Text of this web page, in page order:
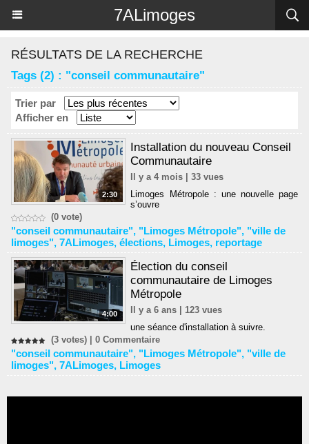
7ALimoges
RÉSULTATS DE LA RECHERCHE
Tags (2) : "conseil communautaire"
Trier par
Afficher en
2:30
Installation du nouveau Conseil
Communautaire
Il y a 4 mois | 33 vues
Limoges Métropole : une nouvelle page
s’ouvre
(0 vote)
"conseil communautaire", "Limoges Métropole", "ville de
limoges", 7ALimoges, élections, Limoges, reportage
4:00
Élection du conseil
communautaire de Limoges
Métropole
Il y a 6 ans | 123 vues
une séance d'installation à suivre.
(3 votes) | 0 Commentaire
"conseil communautaire", "Limoges Métropole", "ville de
limoges", 7ALimoges, Limoges